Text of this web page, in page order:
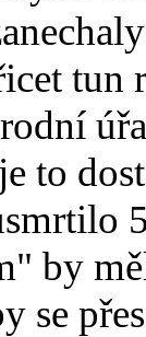
to
by
se